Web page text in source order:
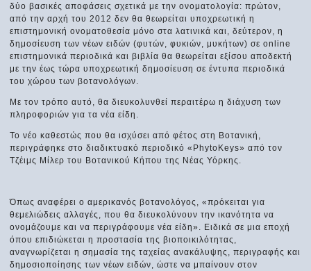
δύο βασικές αποφάσεις σχετικά με την ονοματολογία: πρώτον,
από την αρχή του 2012 δεν θα θεωρείται υποχρεωτική η
επιστημονική ονοματοθεσία μόνο στα λατινικά και, δεύτερον, η
δημοσίευση των νέων ειδών (φυτών, φυκιών, μυκήτων) σε online
επιστημονικά περιοδικά και βιβλία θα θεωρείται εξίσου αποδεκτή
με την έως τώρα υποχρεωτική δημοσίευση σε έντυπα περιοδικά
του χώρου των βοτανολόγων.
Με τον τρόπο αυτό, θα διευκολυνθεί περαιτέρω η διάχυση των
πληροφοριών για τα νέα είδη.
Το νέο καθεστώς που θα ισχύσει από φέτος στη Βοτανική,
περιγράφηκε στο διαδικτυακό περιοδικό «PhytoKeys» από τον
Τζέιμς Μίλερ του Βοτανικού Κήπου της Νέας Υόρκης.
Όπως αναφέρει ο αμερικανός βοτανολόγος, «πρόκειται για
θεμελιώδεις αλλαγές, που θα διευκολύνουν την ικανότητα να
ονομάζουμε και να περιγράφουμε νέα είδη». Ειδικά σε μια εποχή
όπου επιδιώκεται η προστασία της βιοποικιλότητας,
αναγνωρίζεται η σημασία της ταχείας ανακάλυψης, περιγραφής και
δημοσιοποίησης των νέων ειδών, ώστε να μπαίνουν στον